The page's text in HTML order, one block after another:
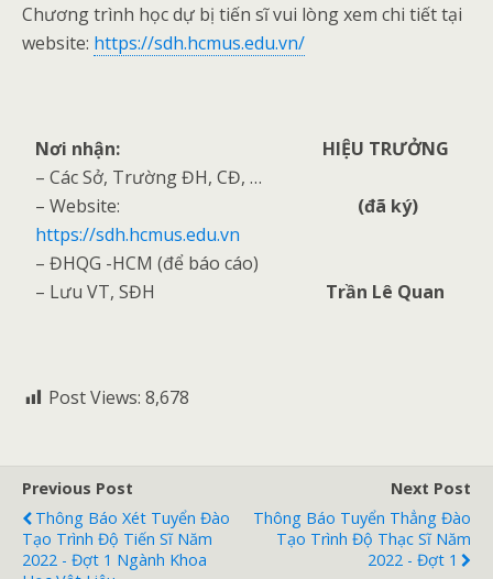
Chương trình học dự bị tiến sĩ vui lòng xem chi tiết tại
website: https://sdh.hcmus.edu.vn/
Nơi nhận:
– Các Sở, Trường ĐH, CĐ, …
– Website:
https://sdh.hcmus.edu.vn
– ĐHQG -HCM (để báo cáo)
– Lưu VT, SĐH
HIỆU TRƯỞNG
(đã ký)
Trần Lê Quan
Post Views: 8,678
Previous Post
Thông Báo Xét Tuyển Đào
Tạo Trình Độ Tiến Sĩ Năm
2022 - Đợt 1 Ngành Khoa
Next Post
Thông Báo Tuyển Thẳng Đào
Tạo Trình Độ Thạc Sĩ Năm
2022 - Đợt 1